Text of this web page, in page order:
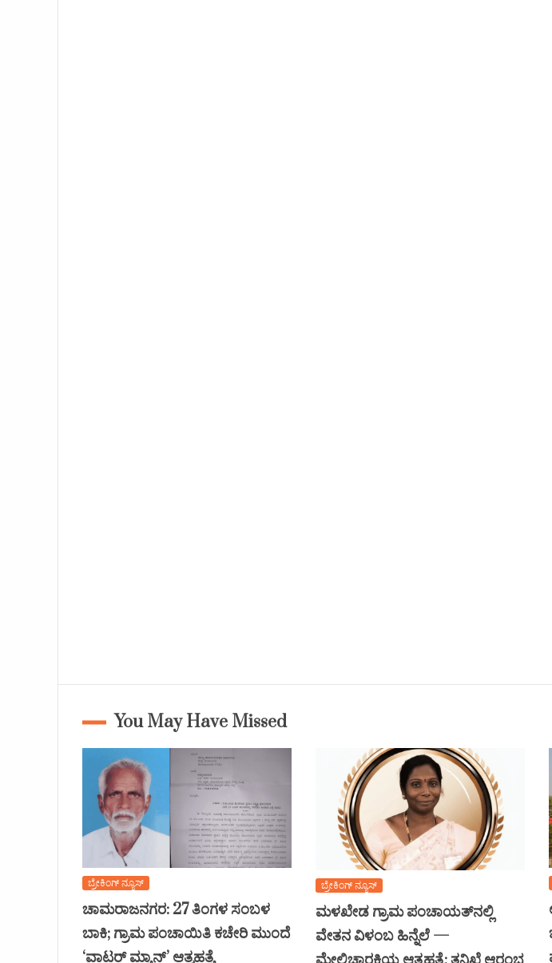
You May Have Missed
ಬ್ರೇಕಿಂಗ್ ನ್ಯೂಸ್
ಚಾಮರಾಜನಗರ: 27 ತಿಂಗಳ ಸಂಬಳ
ಬಾಕಿ; ಗ್ರಾಮ ಪಂಚಾಯಿತಿ ಕಚೇರಿ ಮುಂದೆ
‘ವಾಟರ್ ಮ್ಯಾನ್’ ಆತ್ಮಹತ್ಯೆ
ಬ್ರೇಕಿಂಗ್ ನ್ಯೂಸ್
ಮಳಖೇಡ ಗ್ರಾಮ ಪಂಚಾಯತ್‌ನಲ್ಲಿ
ವೇತನ ವಿಳಂಬ ಹಿನ್ನೆಲೆ —